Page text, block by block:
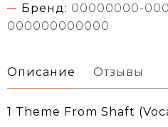
Бренд: 00000000-
000000000000
Описание Отзывы
1 Theme From Shaft